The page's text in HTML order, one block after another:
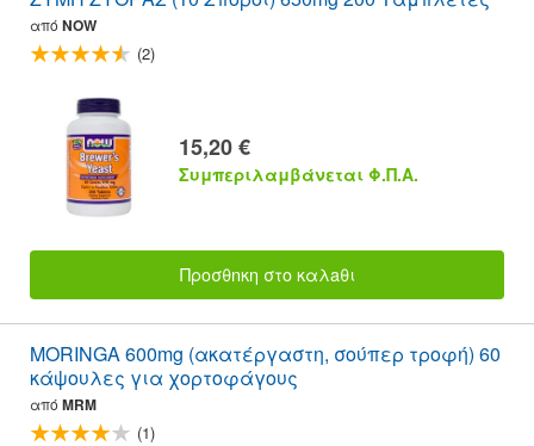
από NOW
(2)
15,20 €
Συμπεριλαμβάνεται Φ.Π.Α.
Προσθnκη στο καλaθι
MORINGA 600mg (ακατέργαστη, σούπερ τροφή) 60
κάψουλες για χορτοφάγους
από MRM
(1)